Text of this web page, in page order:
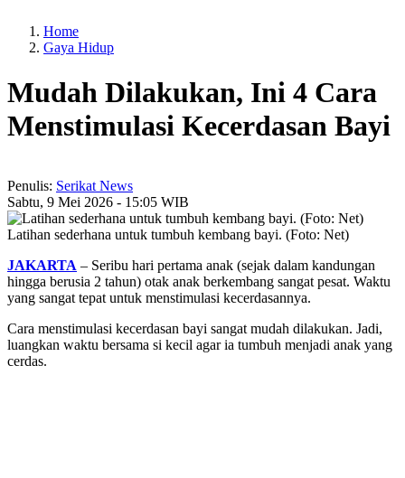
Home
Gaya Hidup
Mudah Dilakukan, Ini 4 Cara
Menstimulasi Kecerdasan Bayi
Penulis: Serikat News
Sabtu, 9 Mei 2026 - 15:05 WIB
Latihan sederhana untuk tumbuh kembang bayi. (Foto: Net)
JAKARTA – Seribu hari pertama anak (sejak dalam kandungan
hingga berusia 2 tahun) otak anak berkembang sangat pesat. Waktu
yang sangat tepat untuk menstimulasi kecerdasannya.
Cara menstimulasi kecerdasan bayi sangat mudah dilakukan. Jadi,
luangkan waktu bersama si kecil agar ia tumbuh menjadi anak yang
cerdas.